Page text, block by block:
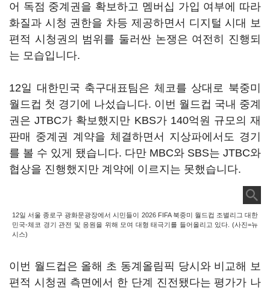
어 독점 중계권을 확보하고 멤버십 가입 여부에 따라
화질과 시청 권한을 차등 제공하면서 디지털 시대 보
편적 시청권의 범위를 둘러싼 논쟁은 여전히 진행되
는 모습입니다.
12일 대한민국 축구대표팀은 체코를 상대로 북중미
월드컵 첫 경기에 나섰습니다. 이번 월드컵 국내 중계
권은 JTBC가 확보했지만 KBS가 140억원 규모의 재
판매 중계권 계약을 체결하면서 지상파에서도 경기
를 볼 수 있게 됐습니다. 다만 MBC와 SBS는 JTBC와
협상을 진행했지만 계약에 이르지는 못했습니다.
12일 서울 종로구 광화문광장에서 시민들이 2026 FIFA 북중미 월드컵 조별리그 대한
민국-체코 경기 관전 및 응원을 위해 모여 대형 태극기를 들어올리고 있다. (사진=뉴
시스)
이번 월드컵은 올해 초 동계올림픽 당시와 비교해 보
편적 시청권 측면에서 한 단계 진전됐다는 평가가 나